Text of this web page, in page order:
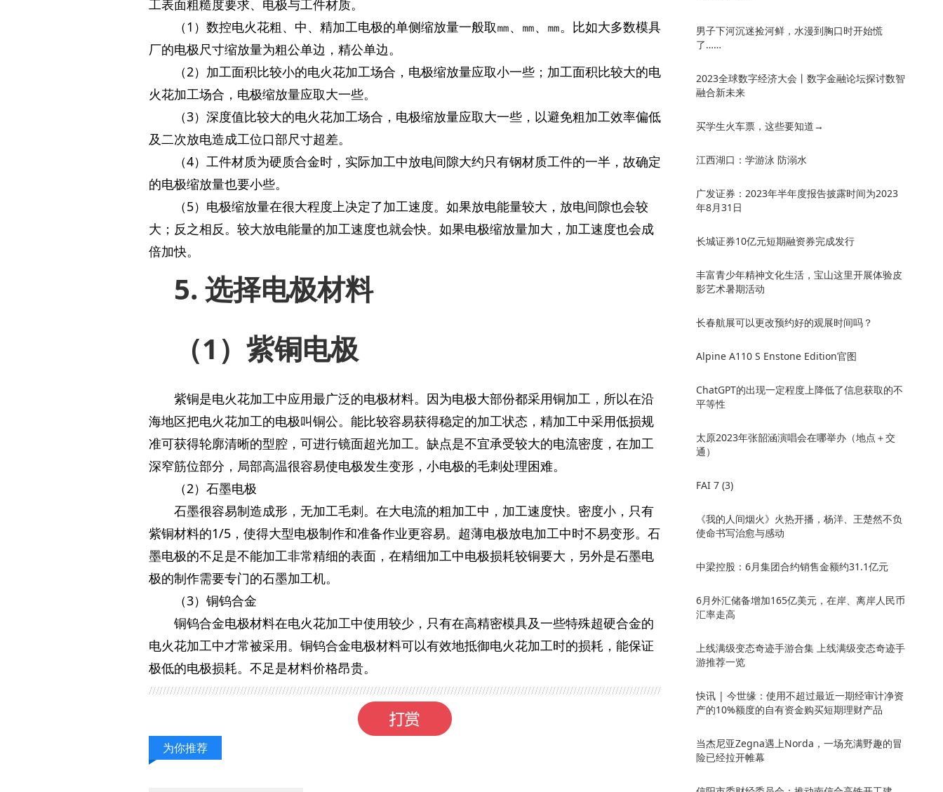
工表面粗糙度要求、电极与工件材质。
（1）数控电火花粗、中、精加工电极的单侧缩放量一般取㎜、㎜、㎜。比如大多数模具
厂的电极尺寸缩放量为粗公单边，精公单边。
（2）加工面积比较小的电火花加工场合，电极缩放量应取小一些；加工面积比较大的电
火花加工场合，电极缩放量应取大一些。
（3）深度值比较大的电火花加工场合，电极缩放量应取大一些，以避免粗加工效率偏低
及二次放电造成工位口部尺寸超差。
（4）工件材质为硬质合金时，实际加工中放电间隙大约只有钢材质工件的一半，故确定
的电极缩放量也要小些。
（5）电极缩放量在很大程度上决定了加工速度。如果放电能量较大，放电间隙也会较
大；反之相反。较大放电能量的加工速度也就会快。如果电极缩放量加大，加工速度也会成
倍加快。
5. 选择电极材料
（1）紫铜电极
紫铜是电火花加工中应用最广泛的电极材料。因为电极大部份都采用铜加工，所以在沿
海地区把电火花加工的电极叫铜公。能比较容易获得稳定的加工状态，精加工中采用低损规
准可获得轮廓清晰的型腔，可进行镜面超光加工。缺点是不宜承受较大的电流密度，在加工
深窄筋位部分，局部高温很容易使电极发生变形，小电极的毛刺处理困难。
（2）石墨电极
石墨很容易制造成形，无加工毛刺。在大电流的粗加工中，加工速度快。密度小，只有
紫铜材料的1/5，使得大型电极制作和准备作业更容易。超薄电极放电加工中时不易变形。石
墨电极的不足是不能加工非常精细的表面，在精细加工中电极损耗较铜要大，另外是石墨电
极的制作需要专门的石墨加工机。
（3）铜钨合金
铜钨合金电极材料在电火花加工中使用较少，只有在高精密模具及一些特殊超硬合金的
电火花加工中才常被采用。铜钨合金电极材料可以有效地抵御电火花加工时的损耗，能保证
极低的电极损耗。不足是材料价格昂贵。
为你推荐
男子下河沉迷捡河鲜，水漫到胸口时开始慌
了……
2023全球数字经济大会丨数字金融论坛探讨数智
融合新未来
买学生火车票，这些要知道→
江西湖口：学游泳 防溺水
广发证券：2023年半年度报告披露时间为2023
年8月31日
长城证券10亿元短期融资券完成发行
丰富青少年精神文化生活，宝山这里开展体验皮
影艺术暑期活动
长春航展可以更改预约好的观展时间吗？
Alpine A110 S Enstone Edition官图
ChatGPT的出现一定程度上降低了信息获取的不
平等性
太原2023年张韶涵演唱会在哪举办（地点＋交
通）
FAI 7 (3)
《我的人间烟火》火热开播，杨洋、王楚然不负
使命书写治愈与感动
中梁控股：6月集团合约销售金额约31.1亿元
6月外汇储备增加165亿美元，在岸、离岸人民币
汇率走高
上线满级变态奇迹手游合集 上线满级变态奇迹手
游推荐一览
快讯 | 今世缘：使用不超过最近一期经审计净资
产的10%额度的自有资金购买短期理财产品
当杰尼亚Zegna遇上Norda，一场充满野趣的冒
险已经拉开帷幕